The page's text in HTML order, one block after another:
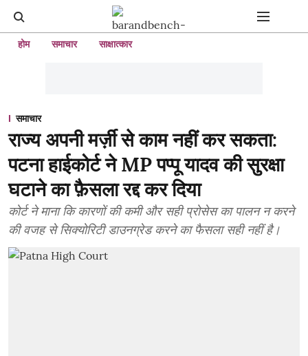
होम समाचार साक्षात्कार
समाचार
राज्य अपनी मर्ज़ी से काम नहीं कर सकता:
पटना हाईकोर्ट ने MP पप्पू यादव की सुरक्षा
घटाने का फ़ैसला रद्द कर दिया
कोर्ट ने माना कि कारणों की कमी और सही प्रोसेस का पालन न करने
की वजह से सिक्योरिटी डाउनग्रेड करने का फैसला सही नहीं है।